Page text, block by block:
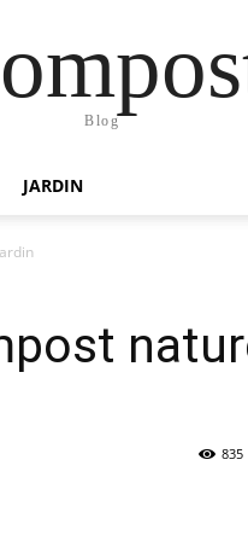
Blog
JARDIN
835